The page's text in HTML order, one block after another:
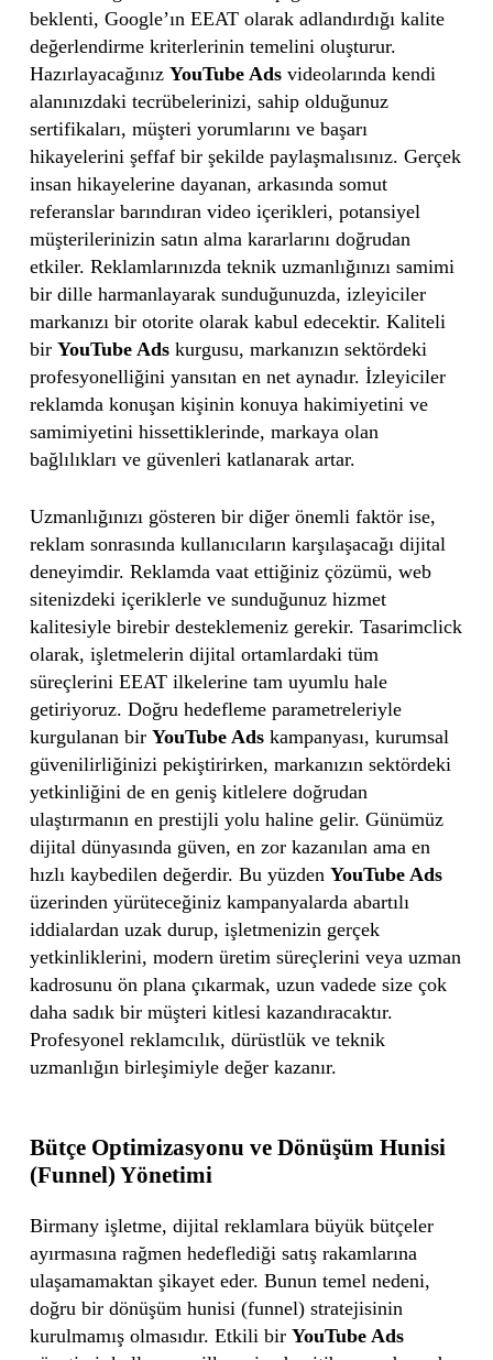
beklenti, Google’ın EEAT olarak adlandırdığı kalite
değerlendirme kriterlerinin temelini oluşturur.
Hazırlayacağınız YouTube Adsvideolarında kendi
alanınızdaki tecrübelerinizi, sahip olduğunuz
sertifikaları, müşteri yorumlarını ve başarı
hikayelerini şeffaf bir şekilde paylaşmalısınız. Gerçek
insan hikayelerine dayanan, arkasında somut
referanslar barındıran video içerikleri, potansiyel
müşterilerinizin satın alma kararlarını doğrudan
etkiler. Reklamlarınızda teknik uzmanlığınızı samimi
bir dille harmanlayarak sunduğunuzda, izleyiciler
markanızı bir otorite olarak kabul edecektir. Kaliteli
bir YouTube Adskurgusu, markanızın sektördeki
profesyonelliğini yansıtan en net aynadır. İzleyiciler
reklamda konuşan kişinin konuya hakimiyetini ve
samimiyetini hissettiklerinde, markaya olan
bağlılıkları ve güvenleri katlanarak artar.
Uzmanlığınızı gösteren bir diğer önemli faktör ise,
reklam sonrasında kullanıcıların karşılaşacağı dijital
deneyimdir. Reklamda vaat ettiğiniz çözümü, web
sitenizdeki içeriklerle ve sunduğunuz hizmet
kalitesiyle birebir desteklemeniz gerekir. Tasarimclick
olarak, işletmelerin dijital ortamlardaki tüm
süreçlerini EEAT ilkelerine tam uyumlu hale
getiriyoruz. Doğru hedefleme parametreleriyle
kurgulanan bir YouTube Adskampanyası, kurumsal
güvenilirliğinizi pekiştirirken, markanızın sektördeki
yetkinliğini de en geniş kitlelere doğrudan
ulaştırmanın en prestijli yolu haline gelir. Günümüz
dijital dünyasında güven, en zor kazanılan ama en
hızlı kaybedilen değerdir. Bu yüzden YouTube Ads
üzerinden yürüteceğiniz kampanyalarda abartılı
iddialardan uzak durup, işletmenizin gerçek
yetkinliklerini, modern üretim süreçlerini veya uzman
kadrosunu ön plana çıkarmak, uzun vadede size çok
daha sadık bir müşteri kitlesi kazandıracaktır.
Profesyonel reklamcılık, dürüstlük ve teknik
uzmanlığın birleşimiyle değer kazanır.
Bütçe Optimizasyonu ve Dönüşüm Hunisi
(Funnel) Yönetimi
Birmany işletme, dijital reklamlara büyük bütçeler
ayırmasına rağmen hedeflediği satış rakamlarına
ulaşamamaktan şikayet eder. Bunun temel nedeni,
doğru bir dönüşüm hunisi (funnel) stratejisinin
kurulmamış olmasıdır. Etkili bir YouTube Ads